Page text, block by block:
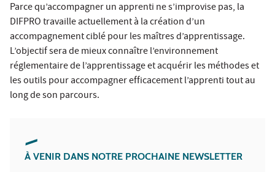
Parce qu’accompagner un apprenti ne s’improvise pas, la
DIFPRO travaille actuellement à la création d’un
accompagnement ciblé pour les maîtres d’apprentissage.
L’objectif sera de mieux connaître l’environnement
réglementaire de l’apprentissage et acquérir les méthodes et
les outils pour accompagner efficacement l’apprenti tout au
long de son parcours.
À VENIR DANS NOTRE PROCHAINE NEWSLETTER